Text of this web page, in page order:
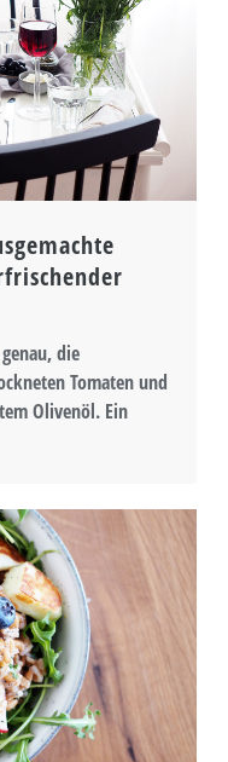
die
Tomaten und
Olivenöl. Ein